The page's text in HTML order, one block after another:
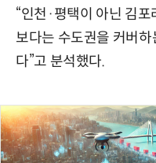
“인천·평택이 아닌 김
보다는 수도권을 커버
다”고 분석했다.